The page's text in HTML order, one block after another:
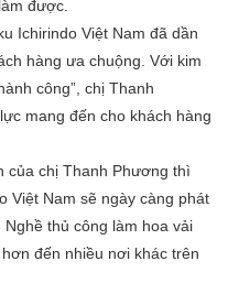
được.
Ichirindo Việt Nam đã dần
hàng ưa chuộng. Với kim
công”, chị Thanh
mang đến cho khách hàng
của chị Thanh Phương thì
Việt Nam sẽ ngày càng phát
thủ công làm hoa vải
đến nhiều nơi khác trên